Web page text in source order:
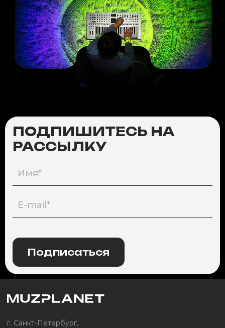
ПОДПИШИТЕСЬ НА
РАССЫЛКУ
Подписаться
г. Санкт-Петербург,